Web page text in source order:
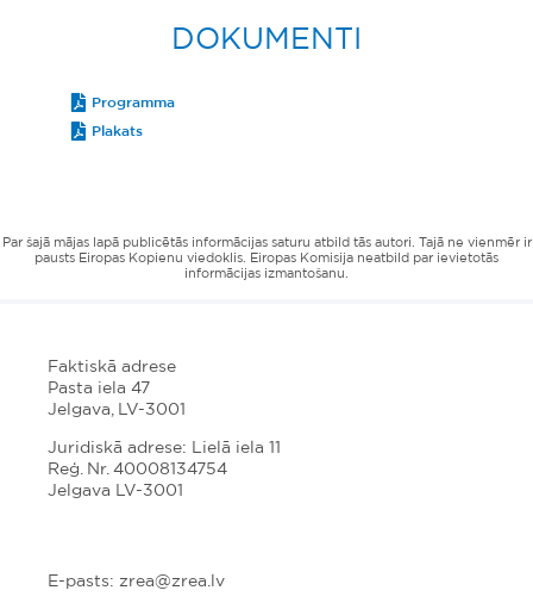
DOKUMENTI
Programma
Plakats
Par šajā mājas lapā publicētās informācijas saturu atbild tās autori. Tajā ne vienmēr ir
pausts Eiropas Kopienu viedoklis. Eiropas Komisija neatbild par ievietotās
informācijas izmantošanu.
Faktiskā adrese
Pasta iela 47
Jelgava, LV-3001
Juridiskā adrese: Lielā iela 11
Reģ. Nr. 40008134754
Jelgava LV-3001
E-pasts: zrea@zrea.lv